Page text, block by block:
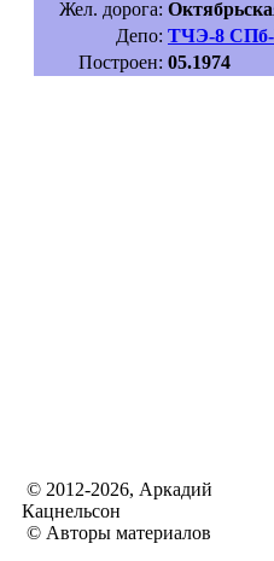
Жел. дорога:
Депо: ТЧЭ-8 СПб-
Построен: 05.1974
© 2012-2026, Аркадий
Кацнельсон
© Авторы материалов